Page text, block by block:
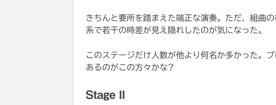
きちんと要所を踏まえた端正な演奏。ただ、組曲
系で若干の時差が見え隠れしたのが気になった。
このステージだけ人数が他より何名か多かった。
あるのがこの方々かな?
Stage II